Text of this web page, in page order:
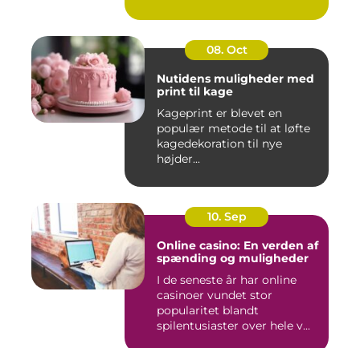
08. Oct
Nutidens muligheder med
print til kage
Kageprint er blevet en
populær metode til at løfte
kagedekoration til nye
højder...
10. Sep
Online casino: En verden af
spænding og muligheder
I de seneste år har online
casinoer vundet stor
popularitet blandt
spilentusiaster over hele v...